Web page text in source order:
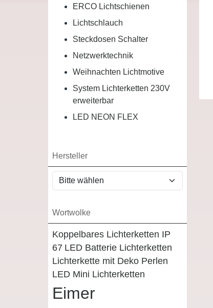
ERCO Lichtschienen
Lichtschlauch
Steckdosen Schalter
Netzwerktechnik
Weihnachten Lichtmotive
System Lichterketten 230V
erweiterbar
LED NEON FLEX
Hersteller
Wortwolke
Koppelbares Lichterketten IP
67 LED Batterie Lichterketten
Lichterkette mit Deko Perlen
LED Mini Lichterketten
Eimer